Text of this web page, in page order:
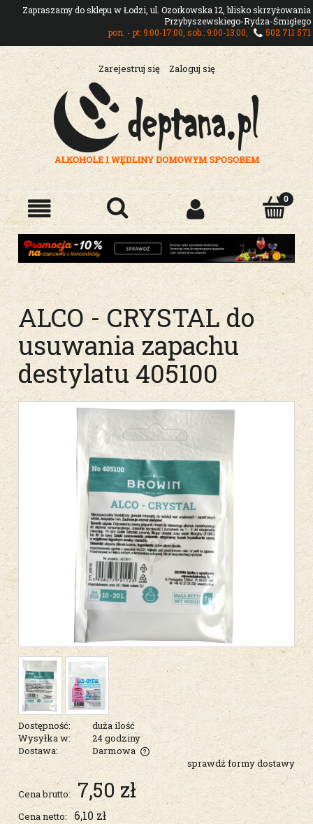
Zapraszamy do sklepu w Łodzi, ul. Ozorkowska 12, blisko skrzyżowania
Przybyszewskiego-Rydza-Śmigłego
pon. - pt: 9:00-17:00, sob.: 9:00-13:00,
502 711 571
Zarejestruj się Zaloguj się
ALCO - CRYSTAL do
usuwania zapachu
destylatu 405100
Dostępność:
duża ilość
Wysyłka w:
24 godziny
Dostawa:
Darmowa
Cena nie zawiera ewentualnych kosztów płatności
sprawdź formy dostawy
Cena brutto: 7,50 zł
Cena netto: 6,10 zł